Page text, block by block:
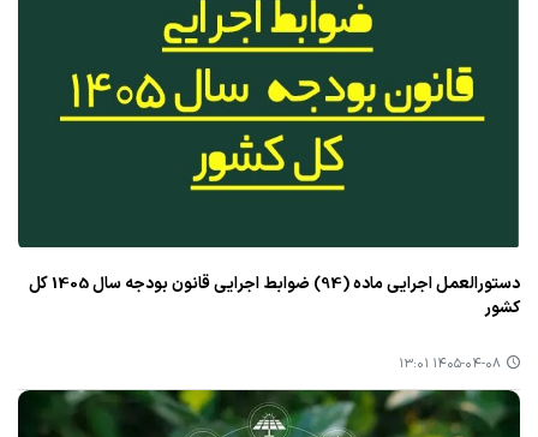
دستورالعمل اجرایی ماده (94) ضوابط اجرایی قانون بودجه سال 1405 کل
کشور
۱۴۰۵-۰۴-۰۸ ۱۳:۰۱